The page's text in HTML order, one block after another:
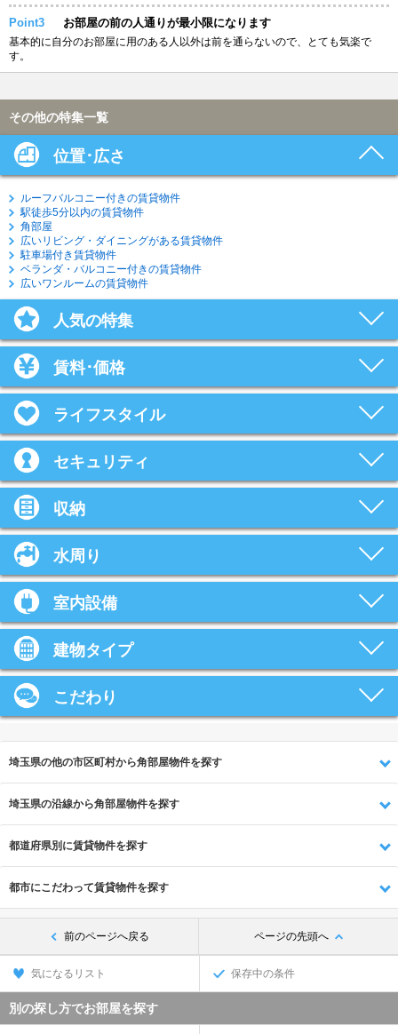
Point3 お部屋の前の人通りが最小限になります
基本的に自分のお部屋に用のある人以外は前を通らないので、とても気楽で
す。
その他の特集一覧
位置･広さ
ルーフバルコニー付きの賃貸物件
駅徒歩5分以内の賃貸物件
角部屋
広いリビング・ダイニングがある賃貸物件
駐車場付き賃貸物件
ベランダ・バルコニー付きの賃貸物件
広いワンルームの賃貸物件
人気の特集
賃料･価格
ライフスタイル
セキュリティ
収納
水周り
室内設備
建物タイプ
こだわり
埼玉県の他の市区町村から角部屋物件を探す
埼玉県の沿線から角部屋物件を探す
都道府県別に賃貸物件を探す
都市にこだわって賃貸物件を探す
前のページへ戻る ページの先頭へ
気になるリスト 保存中の条件
別の探し方でお部屋を探す